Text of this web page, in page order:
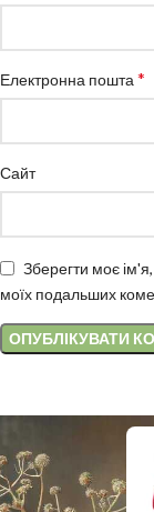
Електронна пошта *
Сайт
Зберегти моє
моїх подальших